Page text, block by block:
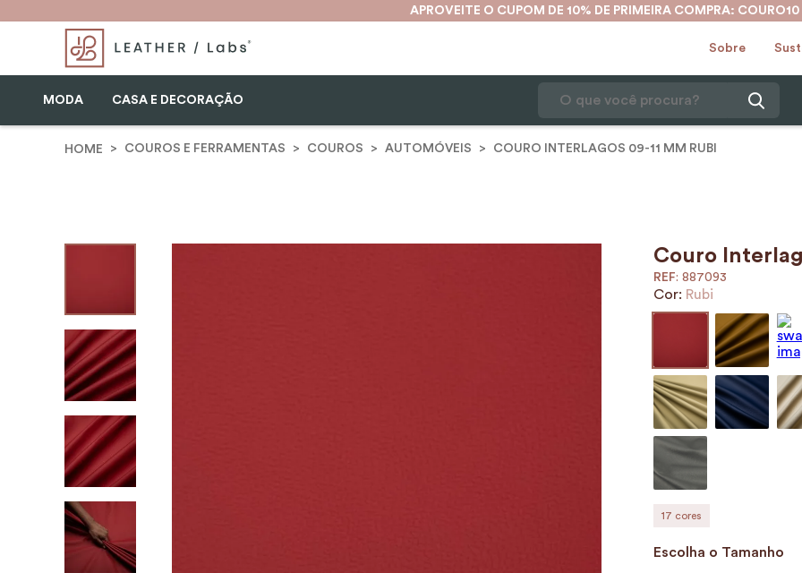
APROVEITE O CUPOM DE 10% DE PRIMEIRA COMPRA: COURO10
Sobre
MODA CASA E DECORAÇÃO
COUROS E FERRAMENTAS COUROS AUTOMÓVEIS COURO INTERLAGOS 09-11 MM RUBI
Couro
: 887093
Cor: Rubi
17 cores
Escolha o Tamanho